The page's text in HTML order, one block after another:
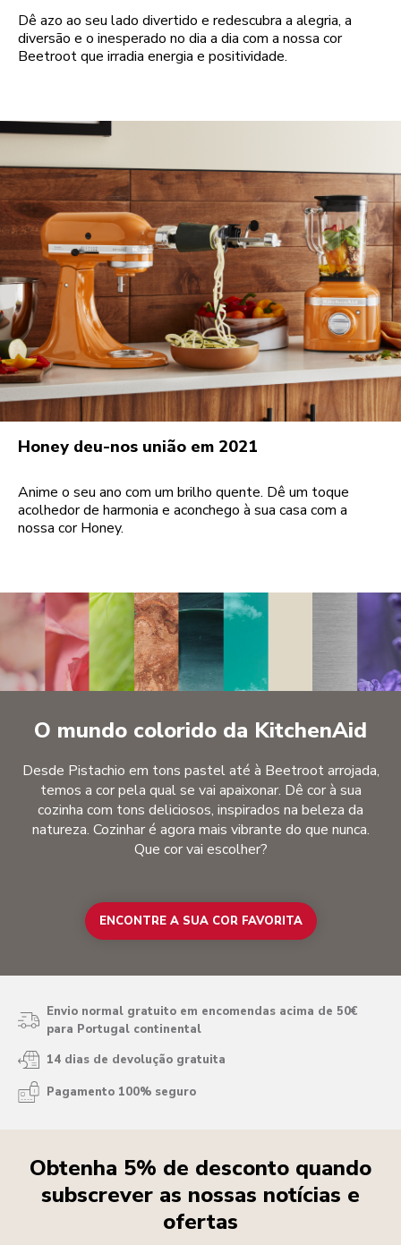
Dê azo ao seu lado divertido e redescubra a alegria, a
diversão e o inesperado no dia a dia com a nossa cor
Beetroot que irradia energia e positividade.
Honey deu-nos união em 2021
Anime o seu ano com um brilho quente. Dê um toque
acolhedor de harmonia e aconchego à sua casa com a
nossa cor Honey.
O mundo colorido da KitchenAid
Desde Pistachio em tons pastel até à Beetroot arrojada,
temos a cor pela qual se vai apaixonar. Dê cor à sua
cozinha com tons deliciosos, inspirados na beleza da
natureza. Cozinhar é agora mais vibrante do que nunca.
Que cor vai escolher?
ENCONTRE A SUA COR FAVORITA
Envio normal gratuito em encomendas acima de 50€
para Portugal continental
14 dias de devolução gratuita
Pagamento 100% seguro
Obtenha 5% de desconto quando
subscrever as nossas notícias e
ofertas